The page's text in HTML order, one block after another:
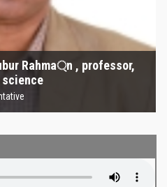
Rahma্‌n , professor,
Representative